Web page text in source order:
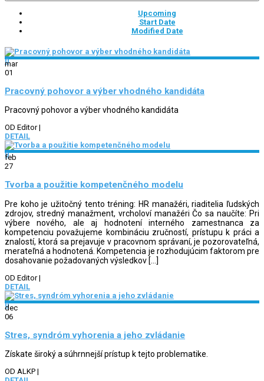
Upcoming
Start Date
Modified Date
0
mar
01
Pracovný pohovor a výber vhodného kandidáta
Pracovný pohovor a výber vhodného kandidáta
OD Editor|
DETAIL
0
feb
27
Tvorba a použitie kompetenčného modelu
Pre koho je užitočný tento tréning: HR manažéri, riaditelia ľudských
zdrojov, stredný manažment, vrcholoví manažéri Čo sa naučíte: Pri
výbere nového, ale aj hodnotení interného zamestnanca za
kompetenciu považujeme kombináciu zručností, prístupu k práci a
znalostí, ktorá sa prejavuje v pracovnom správaní, je pozorovateľná,
merateľná a hodnotená. Kompetencia je rozhodujúcim faktorom pre
dosahovanie požadovaných výsledkov […]
OD Editor|
DETAIL
0
dec
06
Stres, syndróm vyhorenia a jeho zvládanie
Získate široký a súhrnnejší prístup k tejto problematike.
OD ALKP |